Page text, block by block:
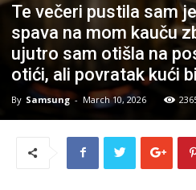
Te večeri pustila sam
spava na mom kauču
ujutro sam otišla na
otići, ali povratak kući
By Samsung - March 10, 2026